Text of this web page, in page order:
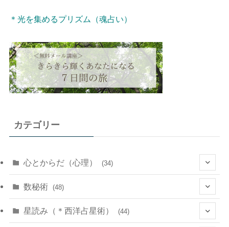
＊光を集めるプリズム（魂占い）
カテゴリー
心とからだ（心理） (34)
(22)
数秘術 (48)
(11)
星読み（＊西洋占星術） (44)